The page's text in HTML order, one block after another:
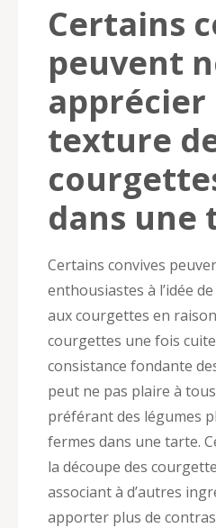
Certains
peuvent
apprécier
texture
dans une
Certains convives
enthousiastes à l’idée
aux courgettes en
courgettes une fois
consistance fondante
peut ne pas plaire à
préférant des légumes
fermes dans une tarte.
la découpe des
associant à d’autres
apporter plus de